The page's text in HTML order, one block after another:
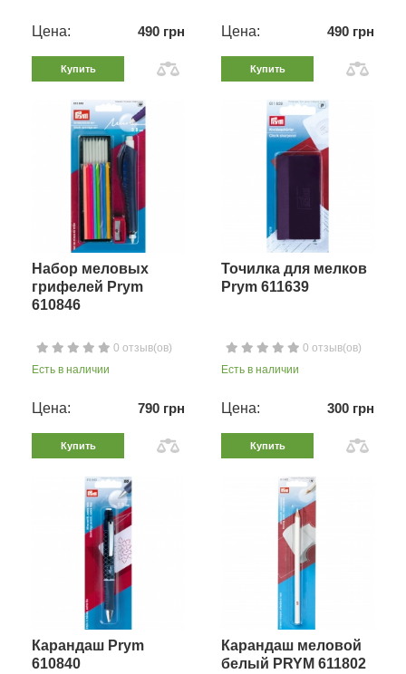
Цена: 490 грн
Купить
Цена: 490 грн
Купить
Набор меловых
грифелей Prym
610846
0 отзыв(ов)
Есть в наличии
Цена: 790 грн
Купить
Точилка для мелков
Prym 611639
0 отзыв(ов)
Есть в наличии
Цена: 300 грн
Купить
Карандаш Prym
610840
Карандаш меловой
белый PRYM 611802